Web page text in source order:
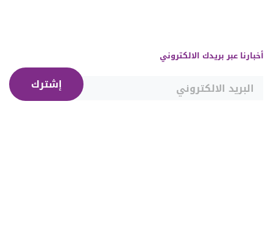
أخبارنا عبر بريدك الالكتروني
إشترك